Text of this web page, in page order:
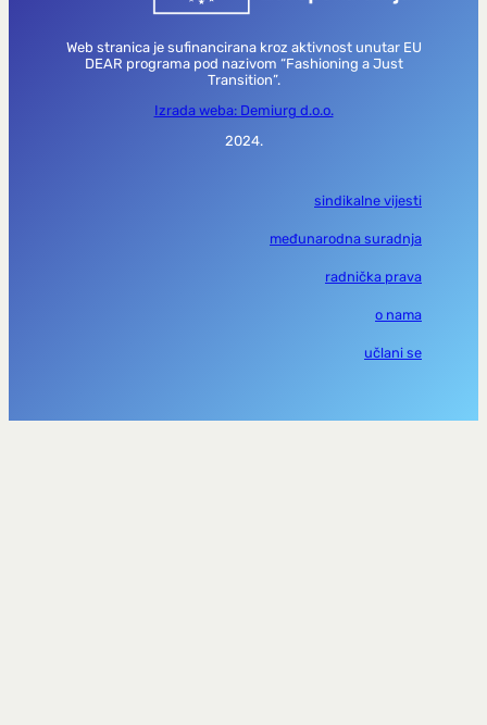
Web stranica je sufinancirana kroz aktivnost unutar EU
DEAR programa pod nazivom “Fashioning a Just
Transition”.
Izrada weba: Demiurg d.o.o.
2024.
sindikalne vijesti
međunarodna suradnja
radnička prava
o nama
učlani se